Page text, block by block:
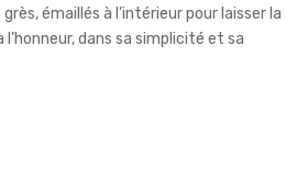
émaillés à l’intérieur pour laisser la
dans sa simplicité et sa